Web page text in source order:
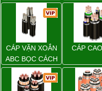
CHÁY
CÁP VẶN XOẮN
ABC BỌC CÁCH
ĐIỆN XLPE
CÁP